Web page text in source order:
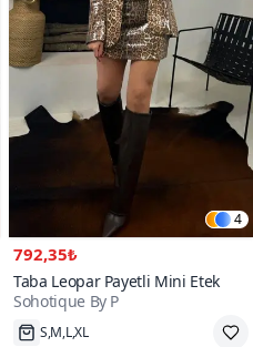
4
792,35₺
Taba Leopar Payetli Mini Etek
Sohotique By P
S,M,L,XL